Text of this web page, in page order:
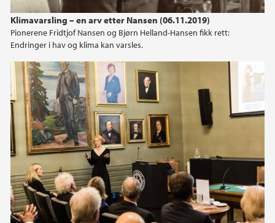
Klimavarsling – en arv etter Nansen (06.11.2019)
Pionerene Fridtjof Nansen og Bjørn Helland-Hansen fikk rett:
Endringer i hav og klima kan varsles.
2009